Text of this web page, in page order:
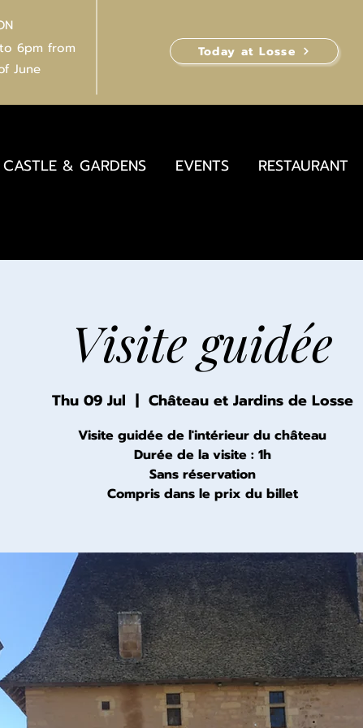
6pm from
June
Today at Losse
CASTLE & GARDENS EVENTS RESTAURANT
Visite guidée
Thu 09 Jul
  |
Château et Jardins de Losse
Visite guidée de l'intérieur du château
Durée de la visite : 1h
Sans réservation
Compris dans le prix du billet